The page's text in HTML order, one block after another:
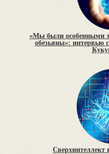
«Мы были особенными
обезьяны»: интервью
Сверхинтеллект